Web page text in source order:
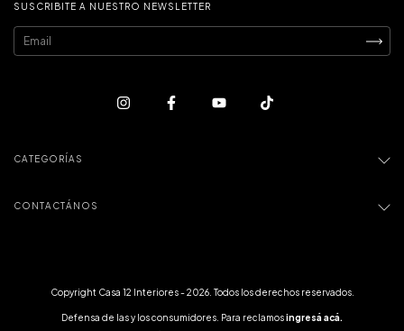
SUSCRIBITE A NUESTRO NEWSLETTER
CATEGORÍAS
CONTACTÁNOS
Copyright Casa 12 Interiores - 2026. Todos los derechos reservados.
Defensa de las y los consumidores. Para reclamosingresá acá.